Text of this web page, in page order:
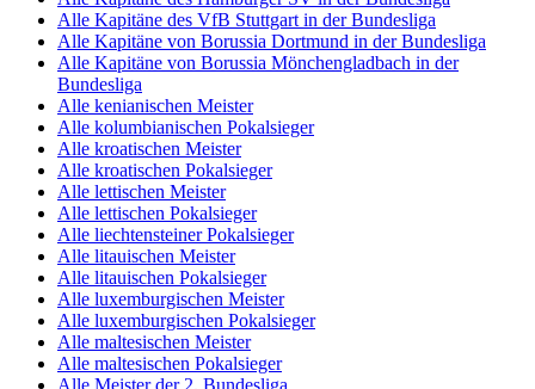
Alle Kapitäne des VfB Stuttgart in der Bundesliga
Alle Kapitäne von Borussia Dortmund in der Bundesliga
Alle Kapitäne von Borussia Mönchengladbach in der
Bundesliga
Alle kenianischen Meister
Alle kolumbianischen Pokalsieger
Alle kroatischen Meister
Alle kroatischen Pokalsieger
Alle lettischen Meister
Alle lettischen Pokalsieger
Alle liechtensteiner Pokalsieger
Alle litauischen Meister
Alle litauischen Pokalsieger
Alle luxemburgischen Meister
Alle luxemburgischen Pokalsieger
Alle maltesischen Meister
Alle maltesischen Pokalsieger
Alle Meister der 2. Bundesliga